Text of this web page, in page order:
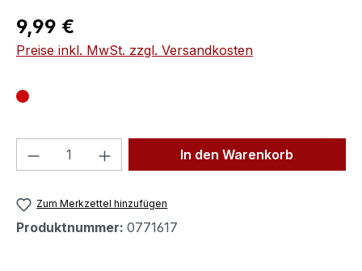
Regulärer Preis:
9,99 €
Preise inkl. MwSt. zzgl. Versandkosten
Produkt Anzahl: Gib denIn den Warenkorb
Zum Merkzettel hinzufügen
Produktnummer: 0771617